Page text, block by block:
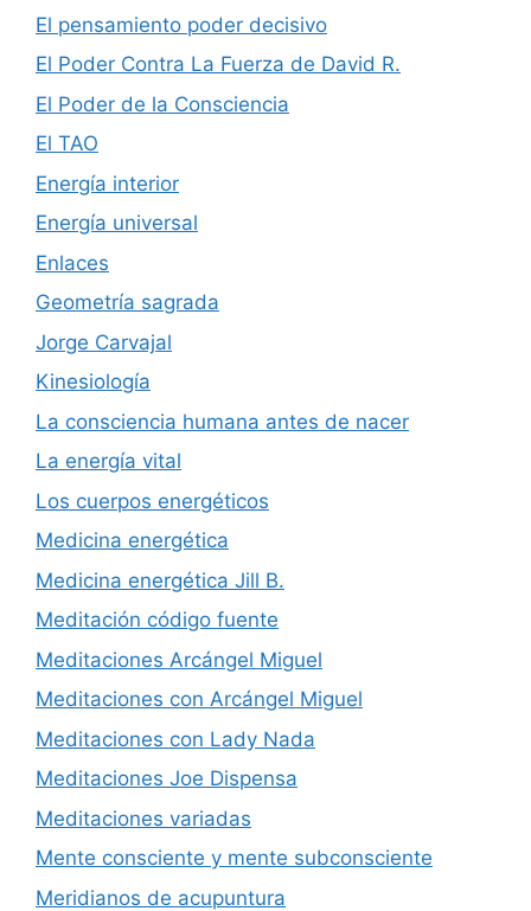
El pensamiento poder decisivo
El Poder Contra La Fuerza de David R.
El Poder de la Consciencia
El TAO
Energía interior
Energía universal
Enlaces
Geometría sagrada
Jorge Carvajal
Kinesiología
La consciencia humana antes de nacer
La energía vital
Los cuerpos energéticos
Medicina energética
Medicina energética Jill B.
Meditación código fuente
Meditaciones Arcángel Miguel
Meditaciones con Arcángel Miguel
Meditaciones con Lady Nada
Meditaciones Joe Dispensa
Meditaciones variadas
Mente consciente y mente subconsciente
Meridianos de acupuntura